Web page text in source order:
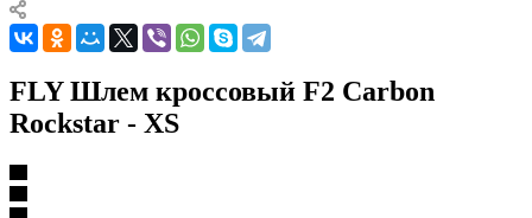
FLY Шлем кроссовый F2 Carbon
Rockstar - XS